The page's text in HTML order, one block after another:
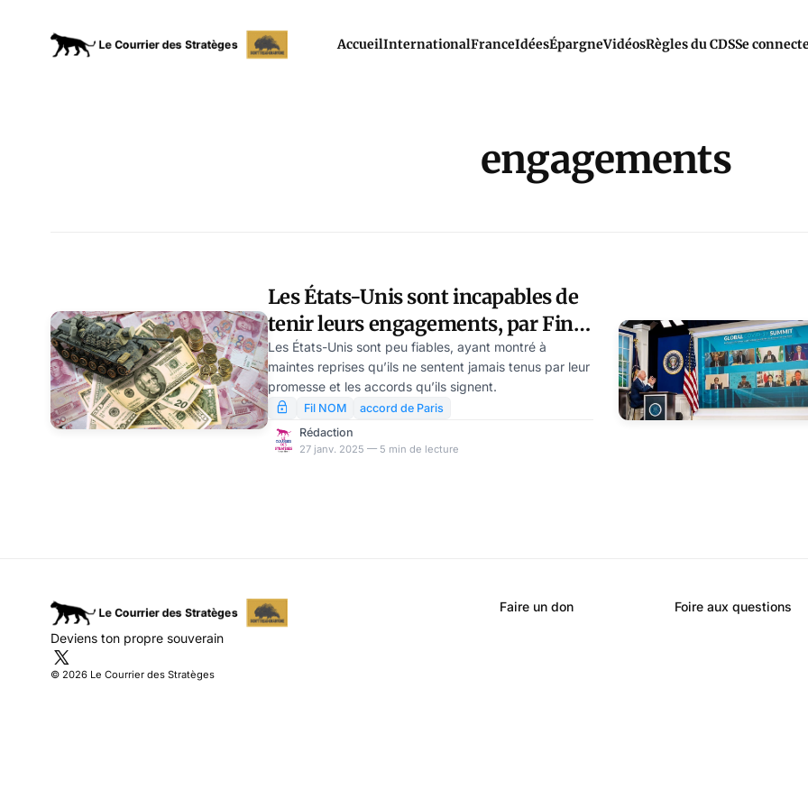
AccueilInternationalFranceIdéesÉpargneVidéosRègles du CDSSe
engagements
Les États-Unis sont incapables de
tenir leurs engagements, par Finn
Andreen
Les États-Unis sont peu fiables, ayant montré à
maintes reprises qu’ils ne sentent jamais tenus par leur
promesse et les accords qu’ils signent.
Fil NOM
accord de Paris
Rédaction
27 janv. 2025 — 5 min de lecture
Deviens ton propre souverain
© 2026 Le Courrier des Stratèges
Faire un don Foire aux questions